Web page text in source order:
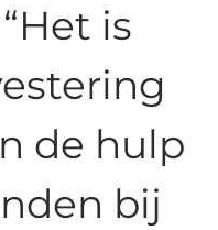
is
de hulp
bij